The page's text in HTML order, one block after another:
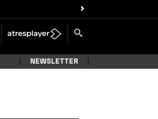
NEWSLETTER